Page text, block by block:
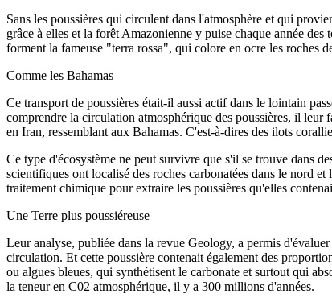
Sans les poussières qui circulent dans l'atmosphère et qui
grâce à elles et la forêt Amazonienne y puise chaque année
forment la fameuse "terra rossa", qui colore en ocre les roches
Comme les Bahamas
Ce transport de poussières était-il aussi actif dans le lointain
comprendre la circulation atmosphérique des poussières, il leur
en Iran, ressemblant aux Bahamas. C'est-à-dires des ilots
Ce type d'écosystème ne peut survivre que s'il se trouve dans
scientifiques ont localisé des roches carbonatées dans le nord
traitement chimique pour extraire les poussières qu'elles
Une Terre plus poussiéreuse
Leur analyse, publiée dans la revue Geology, a permis
circulation. Et cette poussière contenait également des
ou algues bleues, qui synthétisent le carbonate et surtout qui
la teneur en C02 atmosphérique, il y a 300 millions d'années.